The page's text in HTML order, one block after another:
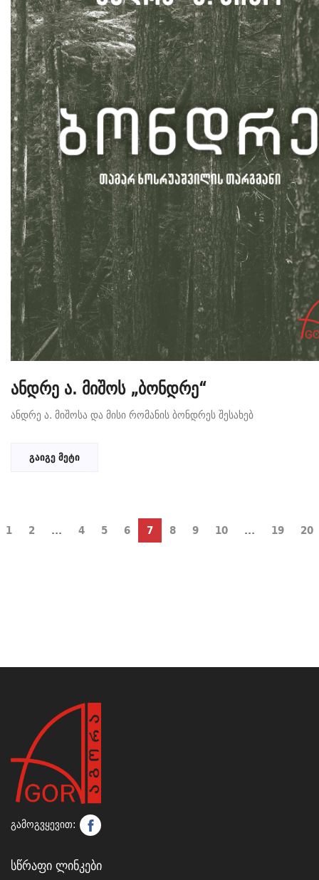
ანდრე ა. მიშოს „ბონდრე“
ანდრე ა. მიშოსა და მისი რომანის ბონდრეს შესახებ
გაიგე მეტი
1 2 ... 4 5 6 7 8 9 10 ... 19 20
გამოგვყევით:
Სწრაფი Ლინკები